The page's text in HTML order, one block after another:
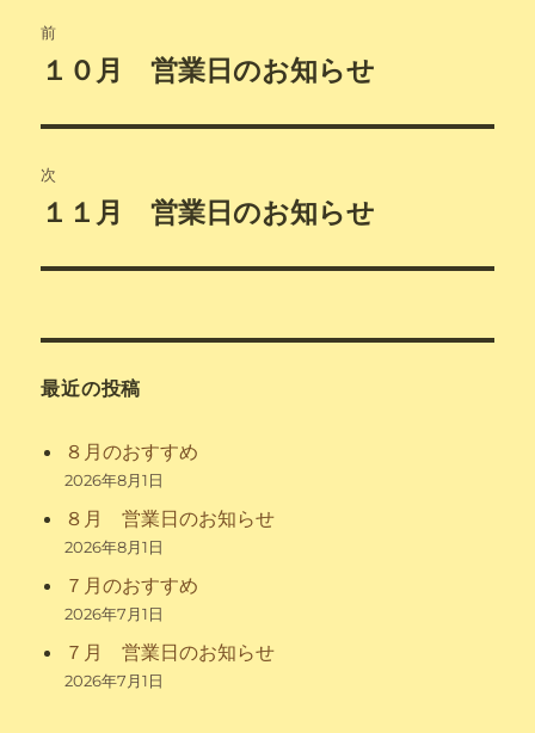
稿
ビ
ゲ
ー
前
前
投
稿:
１０月 営業日のお知らせ
次
次
投
１１月 営業日のお知らせ
最近の投稿
８月のおすすめ
2026年8月1日
８月 営業日のお知らせ
2026年8月1日
７月のおすすめ
2026年7月1日
７月 営業日のお知らせ
2026年7月1日